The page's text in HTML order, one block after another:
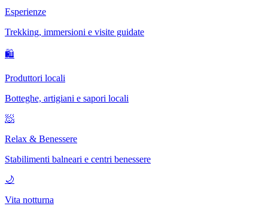
Esperienze
Trekking, immersioni e visite guidate
🛍
Produttori locali
Botteghe, artigiani e sapori locali
🧖
Relax & Benessere
Stabilimenti balneari e centri benessere
🌙
Vita notturna